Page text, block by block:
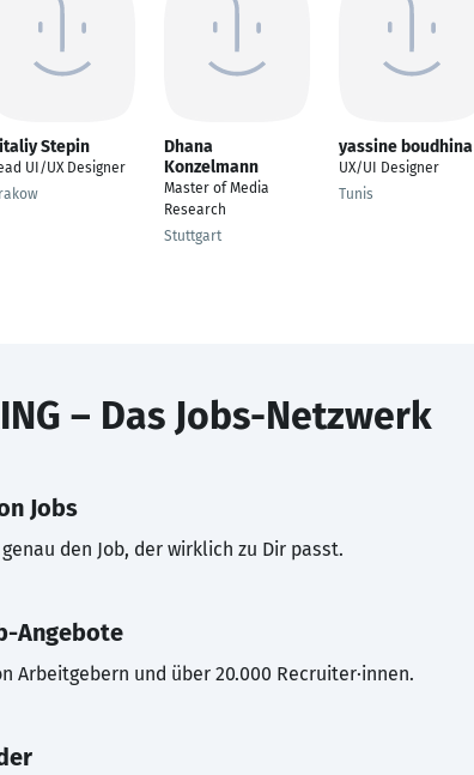
Stepin
UI/UX Designer
Dhana
Konzelmann
Master of Media
Research
Stuttgart
yassine boudhina
UX/UI Designer
Tunis
– Das Jobs-Netzwerk
Jobs
den Job, der wirklich zu Dir passt.
Angebote
Arbeitgebern und über 20.000 Recruiter·innen.